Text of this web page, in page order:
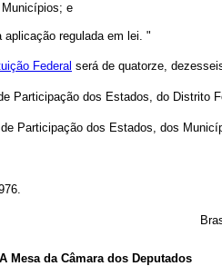
Municípios; e
aplicação regulada em lei. "
Federal será de quatorze,
Participação dos Estados, do Distrito
Participação dos Estados, dos
A Mesa da Câmara dos Deputados